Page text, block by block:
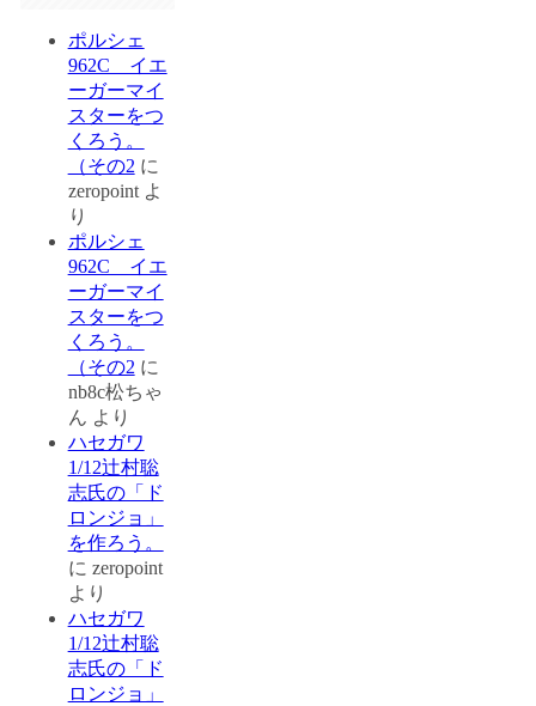
ポルシェ
962C イエ
ーガーマイ
スターをつ
くろう。
（その2 に
zeropointよ
り
ポルシェ
962C イエ
ーガーマイ
スターをつ
くろう。
（その2 に
nb8c松ちゃ
ん より
ハセガワ
1/12辻村聡
志氏の「ド
ロンジョ」
を作ろう。
に zeropoint
より
ハセガワ
1/12辻村聡
志氏の「ド
ロンジョ」